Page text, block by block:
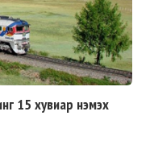
15 хувиар нэмэх